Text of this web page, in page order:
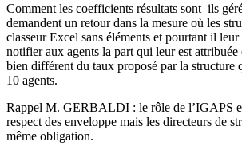
Comment les coefficients résultats sont–ils
demandent un retour dans la mesure où les
classeur Excel sans éléments et pourtant il leur
notifier aux agents la part qui leur est attribuée
bien différent du taux proposé par la structure
10 agents.
Rappel M. GERBALDI : le rôle de l’IGAPS
respect des enveloppe mais les directeurs de
même obligation.